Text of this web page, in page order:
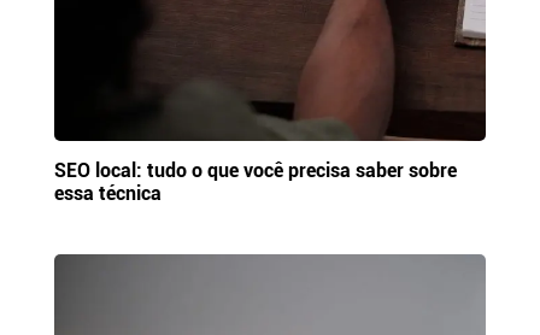
SEO local: tudo o que você precisa saber sobre
essa técnica